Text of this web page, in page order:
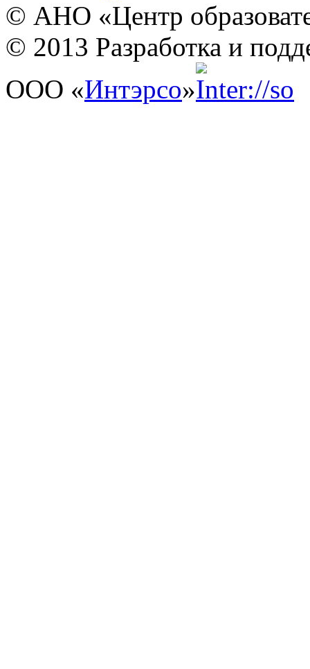
© АНО «Центр
© 2013 Разработка и
ООО «Интэрсо»